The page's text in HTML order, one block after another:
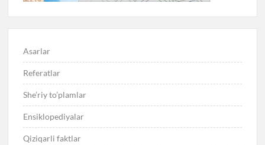
Asarlar
Referatlar
She’riy to’plamlar
Ensiklopediyalar
Qiziqarli faktlar